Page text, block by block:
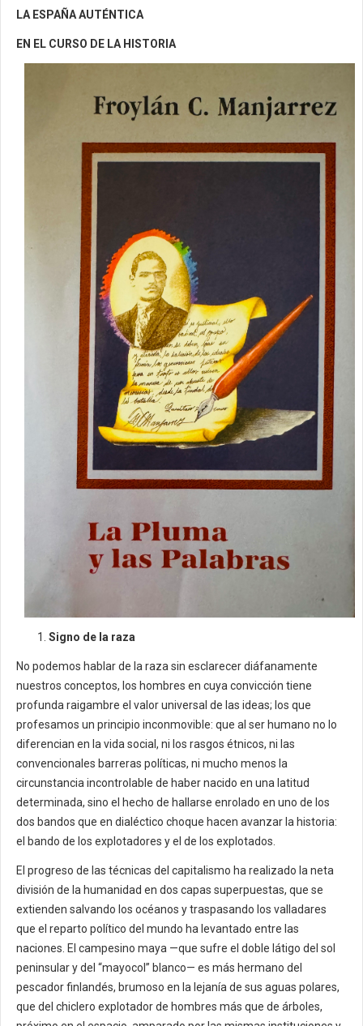
LA ESPAÑA AUTÉNTICA
EN EL CURSO DE LA HISTORIA
Signo de la raza
No podemos hablar de la raza sin esclarecer diáfanamente
nuestros conceptos, los hombres en cuya convicción tiene
profunda raigambre el valor universal de las ideas; los que
profesamos un principio inconmovible: que al ser humano no lo
diferencian en la vida social, ni los rasgos étnicos, ni las
convencionales barreras políticas, ni mucho menos la
circunstancia incontrolable de haber nacido en una latitud
determinada, sino el hecho de hallarse enrolado en uno de los
dos bandos que en dialéctico choque hacen avanzar la historia:
el bando de los explotadores y el de los explotados.
El progreso de las técnicas del capitalismo ha realizado la neta
división de la humanidad en dos capas superpuestas, que se
extienden salvando los océanos y traspasando los valladares
que el reparto político del mundo ha levantado entre las
naciones. El campesino maya —que sufre el doble látigo del sol
peninsular y del “mayocol” blanco— es más hermano del
pescador finlandés, brumoso en la lejanía de sus aguas polares,
que del chiclero explotador de hombres más que de árboles,